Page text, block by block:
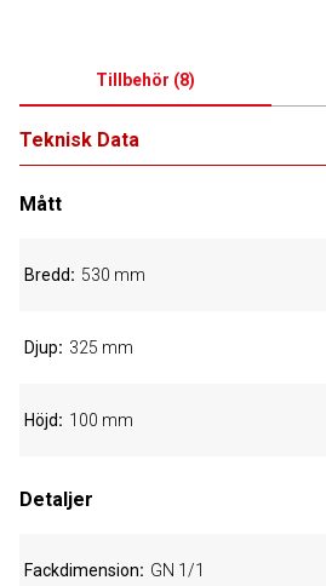
Tillbehör (8)
Teknisk Data
Mått
Bredd 530 mm
Djup 325 mm
Höjd 100 mm
Detaljer
Fackdimension GN 1/1